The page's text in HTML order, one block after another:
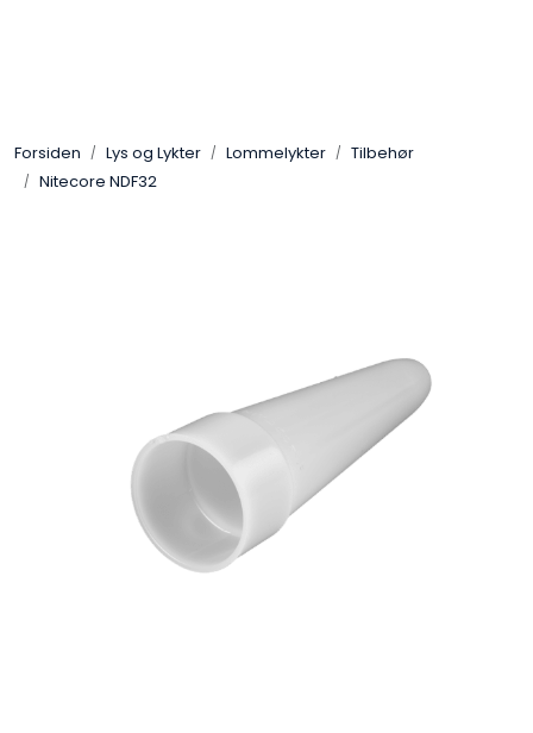
Forsiden Lys og Lykter Lommelykter
Tilbehør
Nitecore NDF32
Bekledning
Bagger og sekker